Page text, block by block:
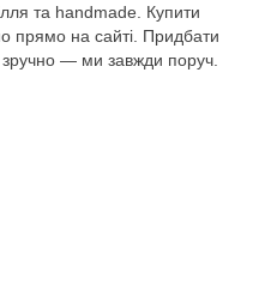
та handmade. Купити
прямо на сайті. Придбати
зручно — ми завжди поруч.